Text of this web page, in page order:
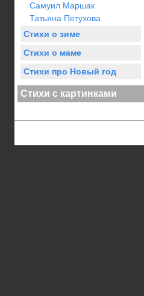
Самуил Маршак
Татьяна Петухова
Стихи о зиме
Стихи о маме
Стихи про Новый год
Стихи с картинками